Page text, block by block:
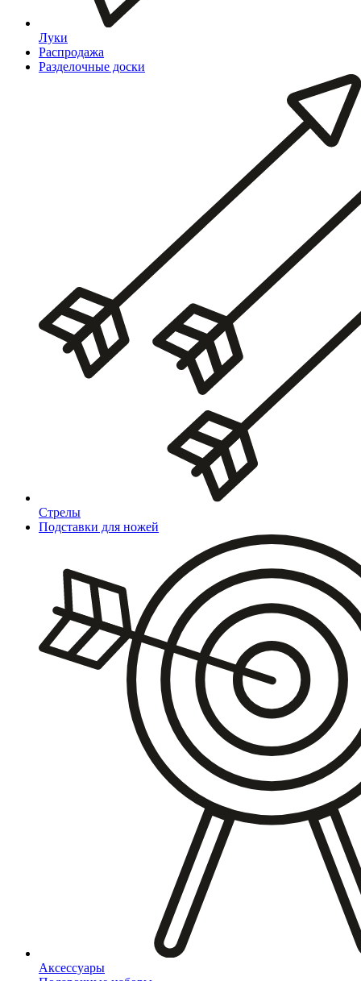
Луки
Распродажа
Разделочные доски
Стрелы
Подставки для ножей
Аксессуары